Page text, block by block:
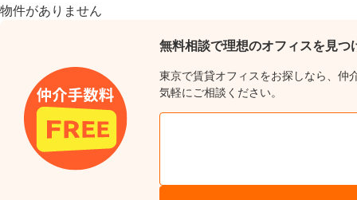
物件がありません
無料相談で理想のオフィスを見つ
東京で賃貸オフィスをお探しなら、仲
気軽にご相談ください。